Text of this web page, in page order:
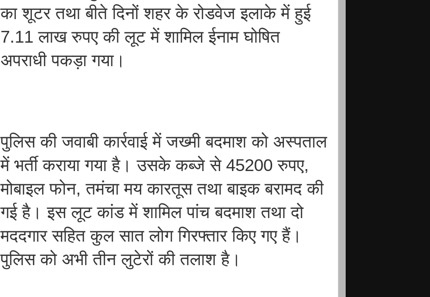
का शूटर तथा बीते दिनों शहर के रोडवेज इलाके में हुई
7.11 लाख रुपए की लूट में शामिल ईनाम घोषित
अपराधी पकड़ा गया।
पुलिस की जवाबी कार्रवाई में जख्मी बदमाश को अस्पताल
में भर्ती कराया गया है। उसके कब्जे से 45200 रुपए,
मोबाइल फोन, तमंचा मय कारतूस तथा बाइक बरामद की
गई है। इस लूट कांड में शामिल पांच बदमाश तथा दो
मददगार सहित कुल सात लोग गिरफ्तार किए गए हैं।
पुलिस को अभी तीन लुटेरों की तलाश है।